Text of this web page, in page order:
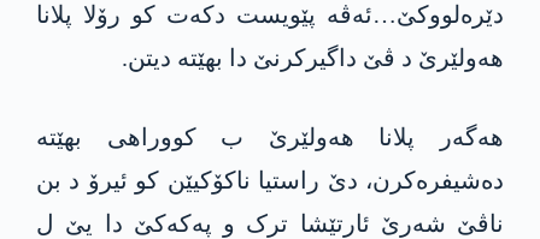
دێرەلووکێ…ئه‌ڤه‌ پێویست دکەت کو رۆلا پلانا
هەولێرێ د ڤێ داگیرکرنێ دا بهێته‌ دیتن.
هه‌گه‌ر پلانا هەولێرێ ب کووراهی بهێته‌
دەشیفرەکرن، دێ راستیا ناکۆکیێن کو ئیرۆ د بن
ناڤێ شەرێ ئارتێشا ترک و په‌كه‌كێ دا یێ ل